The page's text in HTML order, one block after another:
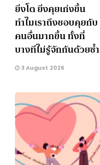
ยิ่งโต ยิ่งคุยเก่งขึ้น
ทำไมเราถึงชอบคุยกับ
คนอื่นมากขึ้น ทั้งที่
บางทีไม่รู้จักกันด้วยซ้ำ
3 August 2026